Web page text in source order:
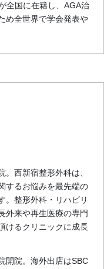
全国に在籍し、AGA治
め全世界で学会発表や
西新宿整形外科は、
するお悩みを最先端の
。整形外科・リハビリ
外来や再生医療の専門
けるクリニックに成長
開院。海外出店はSBC